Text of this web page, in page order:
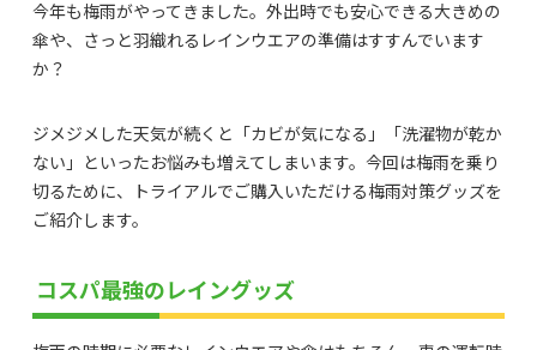
今年も梅雨がやってきました。外出時でも安心できる大きめの
傘や、さっと羽織れるレインウエアの準備はすすんでいます
か？
ジメジメした天気が続くと「カビが気になる」「洗濯物が乾か
ない」といったお悩みも増えてしまいます。今回は梅雨を乗り
切るために、トライアルでご購入いただける梅雨対策グッズを
ご紹介します。
コスパ最強のレイングッズ